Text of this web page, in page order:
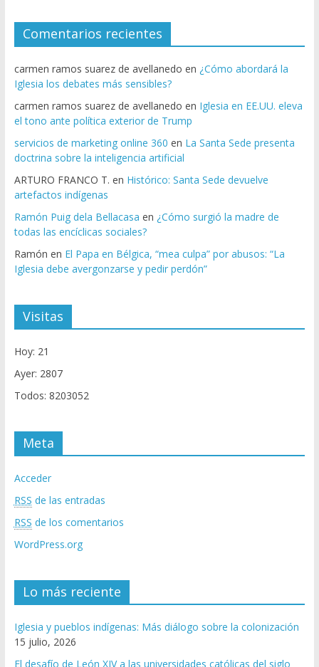
Comentarios recientes
carmen ramos suarez de avellanedo en ¿Cómo abordará la
Iglesia los debates más sensibles?
carmen ramos suarez de avellanedo en Iglesia en EE.UU. eleva
el tono ante política exterior de Trump
servicios de marketing online 360 en La Santa Sede presenta
doctrina sobre la inteligencia artificial
ARTURO FRANCO T. en Histórico: Santa Sede devuelve
artefactos indígenas
Ramón Puig dela Bellacasa en ¿Cómo surgió la madre de
todas las encíclicas sociales?
Ramón en El Papa en Bélgica, “mea culpa” por abusos: “La
Iglesia debe avergonzarse y pedir perdón”
Visitas
Hoy: 21
Ayer: 2807
Todos: 8203052
Meta
Acceder
RSS de las entradas
RSS de los comentarios
WordPress.org
Lo más reciente
Iglesia y pueblos indígenas: Más diálogo sobre la colonización
15 julio, 2026
El desafío de León XIV a las universidades católicas del siglo